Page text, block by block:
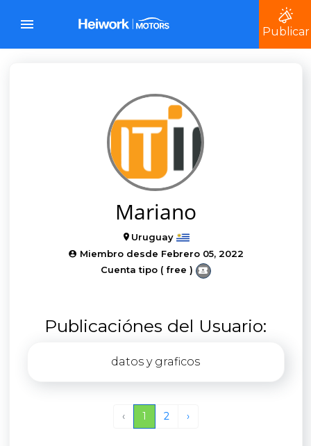
Publicar
Mariano
Uruguay
Miembro desde Febrero 05, 2022
Cuenta tipo ( free )
Publicaciónes del Usuario:
datos y graficos
‹ 1 2 ›